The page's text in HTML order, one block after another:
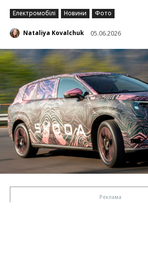
Електромобілі Новини Фото
Nataliya Kovalchuk 05.06.2026